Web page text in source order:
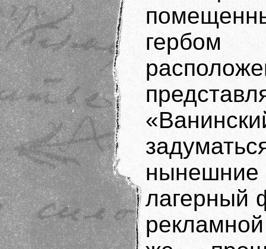
гербом
нынешние
лагерный